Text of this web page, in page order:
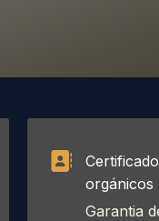
orgánicos
Garantia